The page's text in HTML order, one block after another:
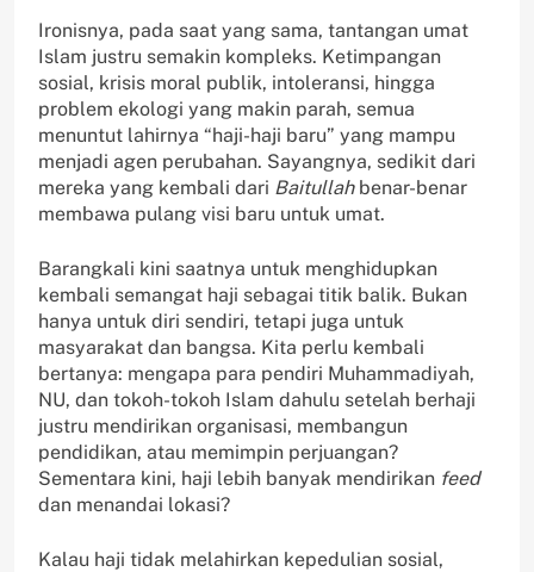
Ironisnya, pada saat yang sama, tantangan umat
Islam justru semakin kompleks. Ketimpangan
sosial, krisis moral publik, intoleransi, hingga
problem ekologi yang makin parah, semua
menuntut lahirnya “haji-haji baru” yang mampu
menjadi agen perubahan. Sayangnya, sedikit dari
mereka yang kembali dari Baitullah benar-benar
membawa pulang visi baru untuk umat.
Barangkali kini saatnya untuk menghidupkan
kembali semangat haji sebagai titik balik. Bukan
hanya untuk diri sendiri, tetapi juga untuk
masyarakat dan bangsa. Kita perlu kembali
bertanya: mengapa para pendiri Muhammadiyah,
NU, dan tokoh-tokoh Islam dahulu setelah berhaji
justru mendirikan organisasi, membangun
pendidikan, atau memimpin perjuangan?
Sementara kini, haji lebih banyak mendirikan feed
dan menandai lokasi?
Kalau haji tidak melahirkan kepedulian sosial,